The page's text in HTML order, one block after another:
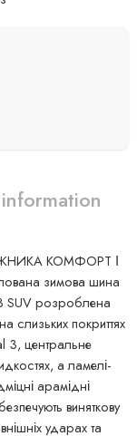
КОМФОРТ І
зимова шина
SUV розроблена
слизьких покриттях
3, центральне
а ламелі-
арамідні
виняткову
ударах та